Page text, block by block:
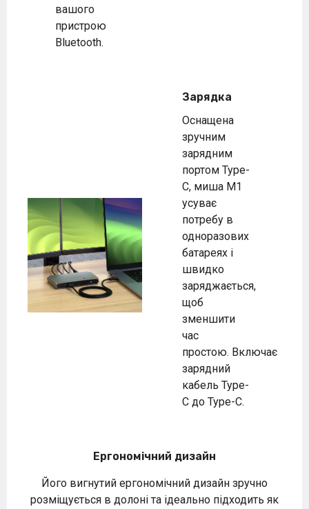
вашого
пристрою
Bluetooth.
Зарядка
Оснащена
зручним
зарядним
портом Type-
C, миша M1
усуває
потребу в
одноразових
батареях і
швидко
заряджається,
щоб
зменшити
час
простою. Включає
зарядний
кабель Type-
C до Type-C.
Ергономічний дизайн
Його вигнутий ергономічний дизайн зручно
розміщується в долоні та ідеально підходить як